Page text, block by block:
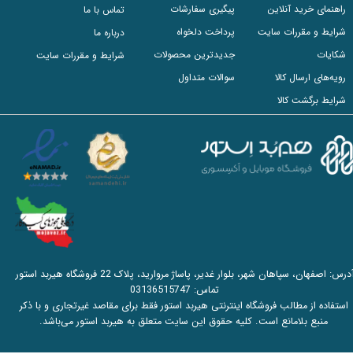
راهنمای خرید آنلاین
شرایط و مقررات سایت
شکایات
رویه‌های ارسال کالا
شرایط برگشت کالا
پیگیری سفارشات
پرداخت دلخواه
جدیدترین محصولات
سوالات متداول
تماس با ما
درباره ما
شرایط و مقررات سایت
آدرس: اصفهان، سپاهان شهر، بلوار غدیر، پاساژ مروارید، پلاک 22 فروشگاه هیربد استور
تماس: 03136515747
استفاده از مطالب فروشگاه اینترنتی هیربد استور فقط برای مقاصد غیرتجاری و با ذکر
منبع بلامانع است. کلیه حقوق این سایت متعلق به هیربد استور می‌باشد.​​​​​​​